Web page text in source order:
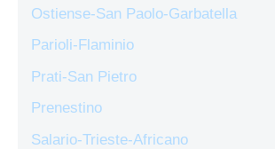
Ostiense-San Paolo-Garbatella
Parioli-Flaminio
Prati-San Pietro
Prenestino
Salario-Trieste-Africano